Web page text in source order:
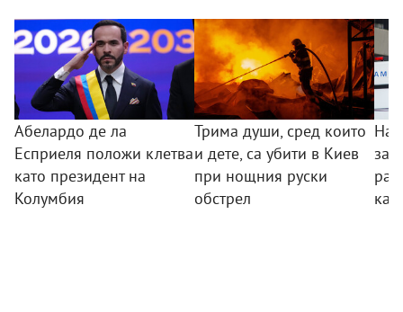
Абелардо де ла
Есприеля положи клетва
като президент на
Колумбия
Трима души, сред които
и дете, са убити в Киев
при нощния руски
обстрел